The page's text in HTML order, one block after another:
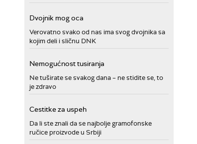
Dvojnik mog oca
Verovatno svako od nas ima svog dvojnika sa
kojim deli i sličnu DNK
Nemogućnost tusiranja
Ne tuširate se svakog dana – ne stidite se, to
je zdravo
Cestitke za uspeh
Da li ste znali da se najbolje gramofonske
ručice proizvode u Srbiji